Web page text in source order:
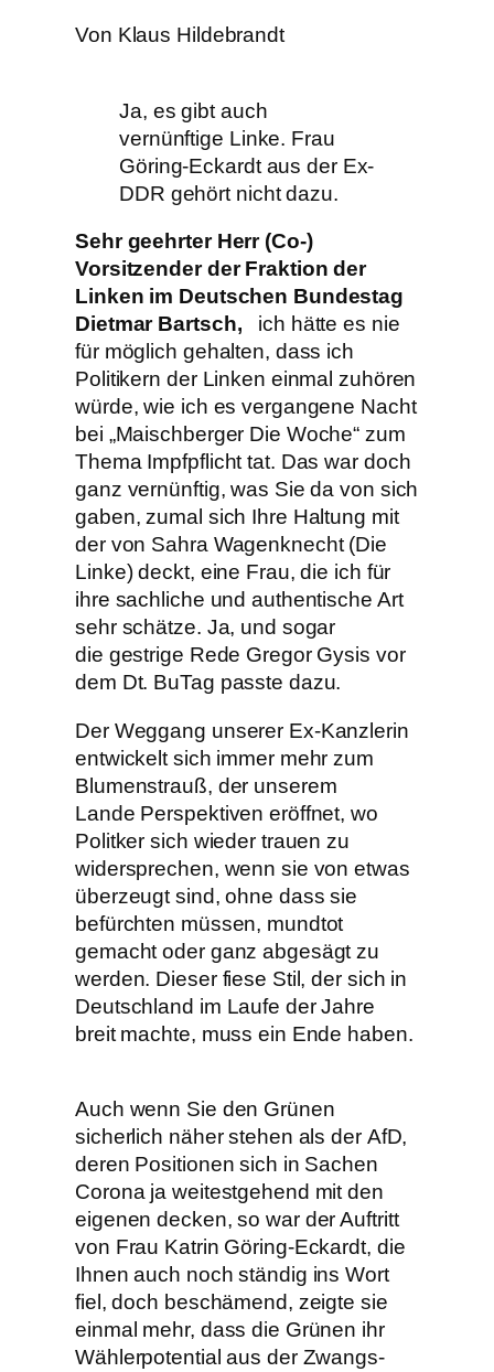
Von Klaus Hildebrandt
Ja, es gibt auch
vernünftige Linke. Frau
Göring-Eckardt aus der Ex-
DDR gehört nicht dazu.
Sehr geehrter Herr (Co-)
Vorsitzender der Fraktion der
Linken im Deutschen Bundestag
Dietmar Bartsch, ich hätte es nie
für möglich gehalten, dass ich
Politikern der Linken einmal zuhören
würde, wie ich es vergangene Nacht
bei „Maischberger Die Woche“ zum
Thema Impfpflicht tat. Das war doch
ganz vernünftig, was Sie da von sich
gaben, zumal sich Ihre Haltung mit
der von Sahra Wagenknecht (Die
Linke) deckt, eine Frau, die ich für
ihre sachliche und authentische Art
sehr schätze. Ja, und sogar
die gestrige Rede Gregor Gysis vor
dem Dt. BuTag passte dazu.
Der Weggang unserer Ex-Kanzlerin
entwickelt sich immer mehr zum
Blumenstrauß, der unserem
Lande Perspektiven eröffnet, wo
Politker sich wieder trauen zu
widersprechen, wenn sie von etwas
überzeugt sind, ohne dass sie
befürchten müssen, mundtot
gemacht oder ganz abgesägt zu
werden. Dieser fiese Stil, der sich in
Deutschland im Laufe der Jahre
breit machte, muss ein Ende haben.
Auch wenn Sie den Grünen
sicherlich näher stehen als der AfD,
deren Positionen sich in Sachen
Corona ja weitestgehend mit den
eigenen decken, so war der Auftritt
von Frau Katrin Göring-Eckardt, die
Ihnen auch noch ständig ins Wort
fiel, doch beschämend, zeigte sie
einmal mehr, dass die Grünen ihr
Wählerpotential aus der Zwangs-